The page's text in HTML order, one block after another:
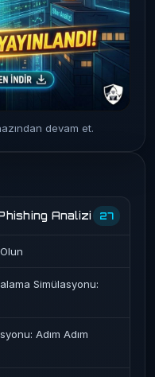
devam et.
Analizi 27
Simülasyonu:
Adım Adım